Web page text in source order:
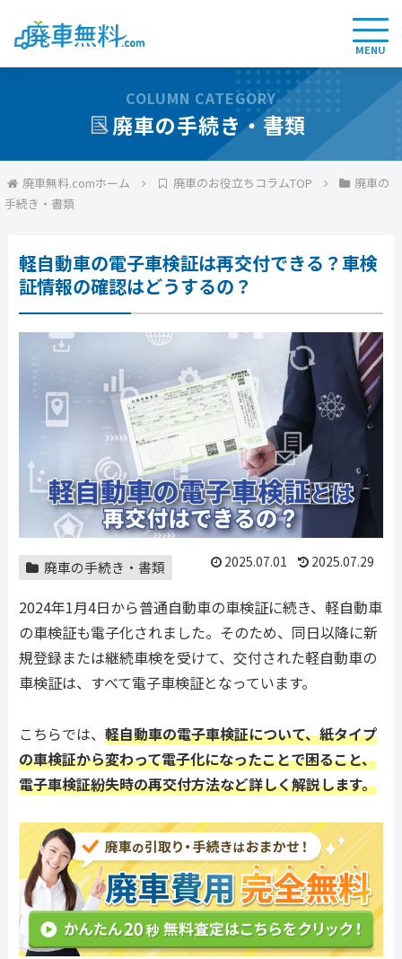
MENU
COLUMN CATEGORY
廃車の手続き・書類
廃車無料.comホーム 廃車のお役立ちコラムTOP
廃車の
手続き・書類
軽自動車の電子車検証は再交付できる？車検
証情報の確認はどうするの？
廃車の手続き・書類 2025.07.01 2025.07.29
2024年1月4日から普通自動車の車検証に続き、軽自動車
の車検証も電子化されました。そのため、同日以降に新
規登録または継続車検を受けて、交付された軽自動車の
車検証は、すべて電子車検証となっています。
こちらでは、 軽自動車の電子車検証について、紙タイプ
の車検証から変わって電子化になったことで困ること、
電子車検証紛失時の再交付方法など詳しく解説します。